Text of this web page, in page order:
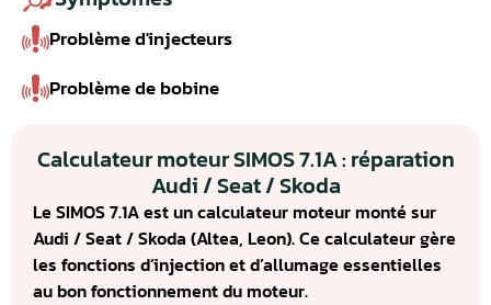
Problème d'injecteurs
Problème de bobine
Calculateur moteur SIMOS 7.1A : réparation
Audi / Seat / Skoda
Le SIMOS 7.1A est un calculateur moteur monté sur
Audi / Seat / Skoda (Altea, Leon). Ce calculateur gère
les fonctions d’injection et d’allumage essentielles
au bon fonctionnement du moteur.